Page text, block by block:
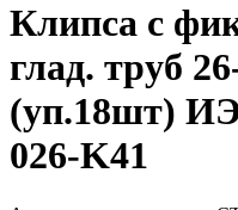
Клипса с
глад. труб
(уп.18шт)
026-K41